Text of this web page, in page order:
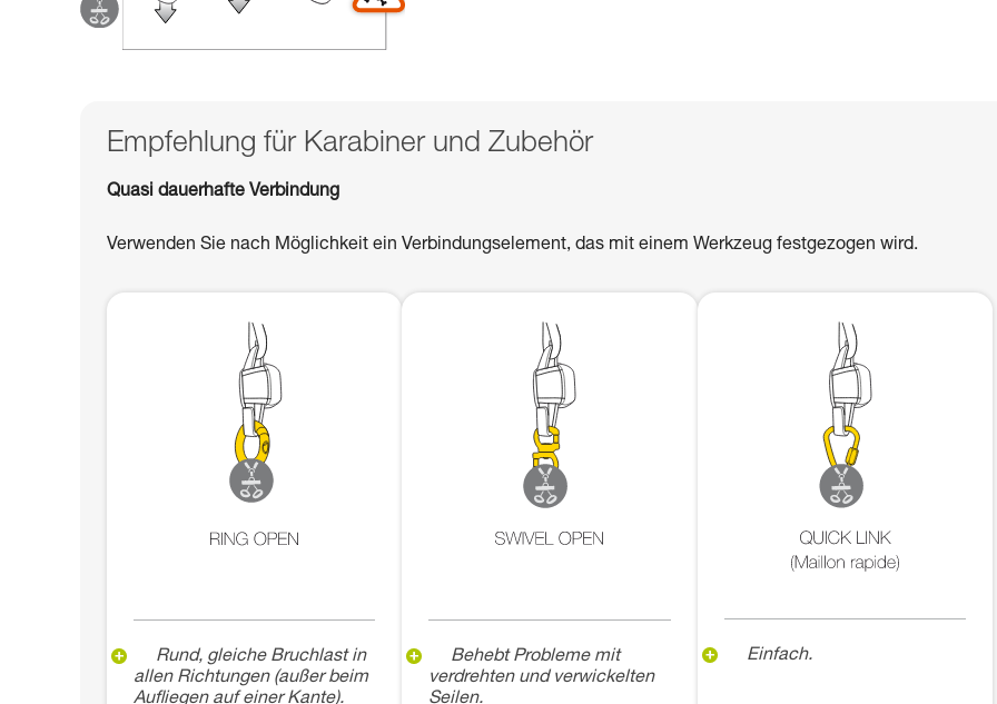
Empfehlung für Karabiner und Zubehör
Quasi dauerhafte Verbindung
Verwenden Sie nach Möglichkeit ein Verbindungselement, das mit einem Werkzeug festgezogen wird.
Rund, gleiche Bruchlast in
allen Richtungen (außer beim
Aufliegen auf einer Kante).
Behebt Probleme mit
verdrehten und verwickelten
Seilen.
Einfach.